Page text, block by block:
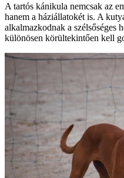
A tartós kánikula nemcsak az
hanem a háziállatokét is. A
alkalmazkodnak a szélsőséges
különösen körültekintően kell